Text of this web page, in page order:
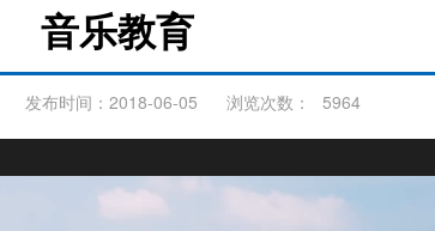
音乐教育
发布时间：2018-06-05 浏览次数： 5964